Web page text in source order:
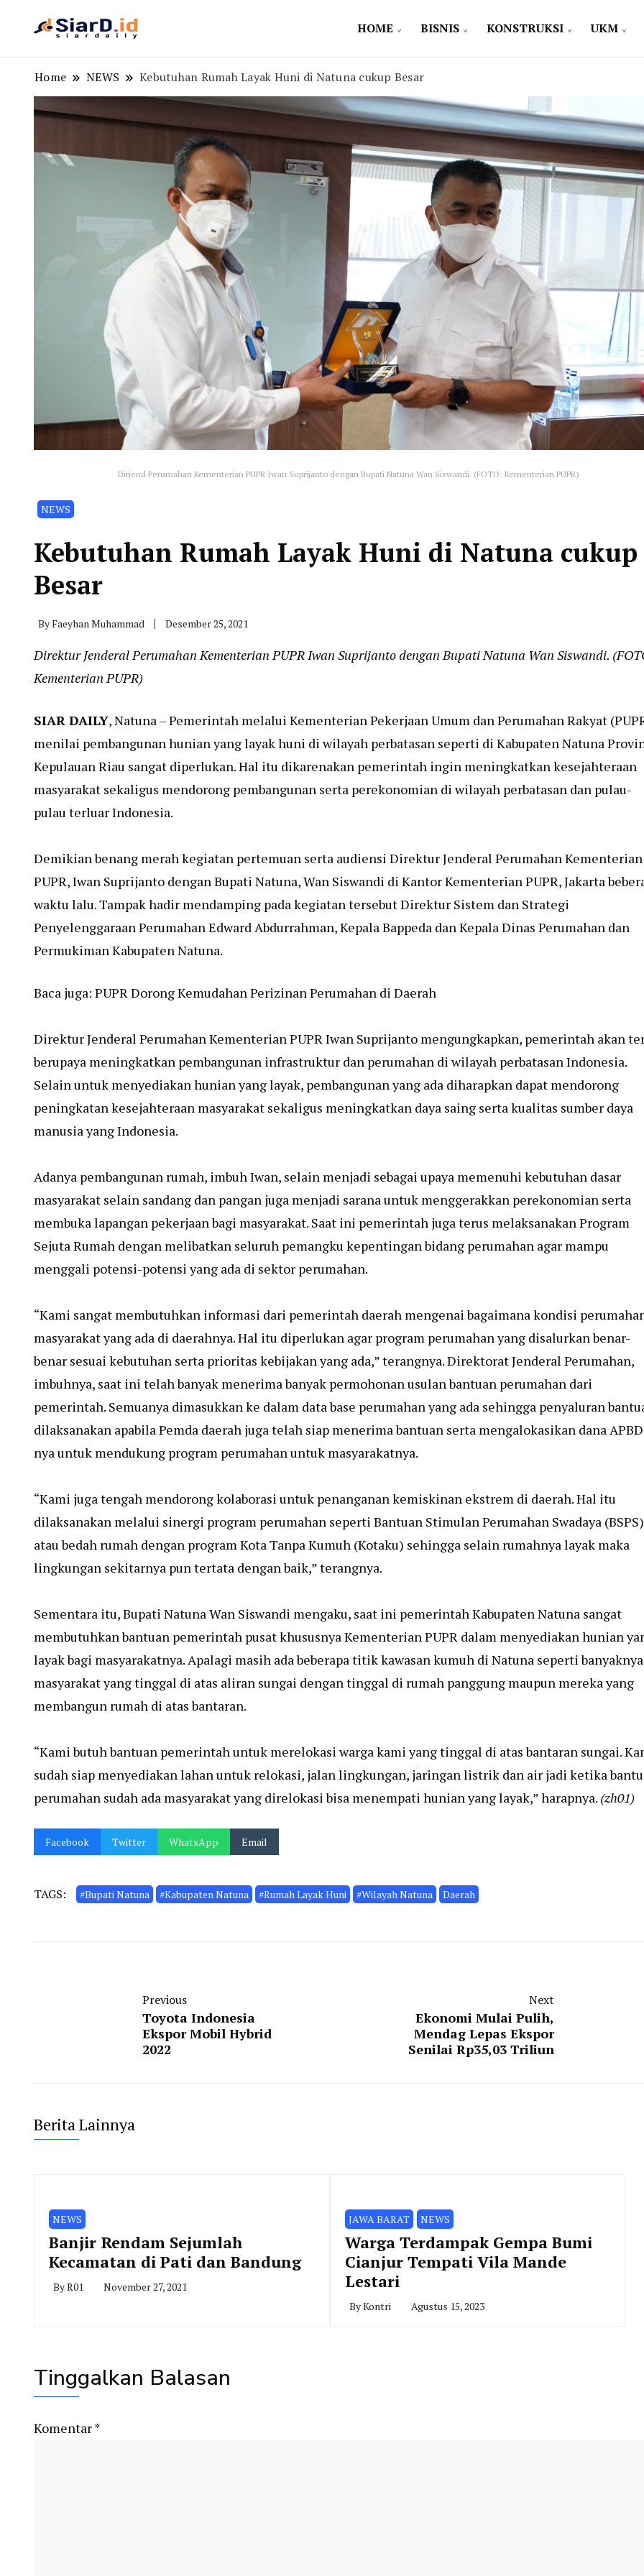
HOME BISNIS KONSTRUKSI UKM
Home NEWS Kebutuhan Rumah Layak Huni di Natuna cukup Besar
Dirjend Perumahan Kementerian PUPR Iwan Suprijanto dengan Bupati Natuna Wan Siswandi. (FOTO: Kementerian PUPR)
NEWS
Kebutuhan Rumah Layak Huni di Natuna cukup
Besar
ByFaeyhan Muhammad Desember 25, 2021
Direktur Jenderal Perumahan Kementerian PUPR Iwan Suprijanto dengan Bupati Natuna Wan Siswandi.
Kementerian PUPR)
SIAR DAILY, Natuna – Pemerintah melalui Kementerian Pekerjaan Umum dan Perumahan Rakyat
menilai pembangunan hunian yang layak huni di wilayah perbatasan seperti di Kabupaten Natuna
Kepulauan Riau sangat diperlukan. Hal itu dikarenakan pemerintah ingin meningkatkan kesejahteraan
masyarakat sekaligus mendorong pembangunan serta perekonomian di wilayah perbatasan dan pulau-
pulau terluar Indonesia.
Demikian benang merah kegiatan pertemuan serta audiensi Direktur Jenderal Perumahan Kementerian
PUPR, Iwan Suprijanto dengan Bupati Natuna, Wan Siswandi di Kantor Kementerian PUPR, Jakarta
waktu lalu. Tampak hadir mendamping pada kegiatan tersebut Direktur Sistem dan Strategi
Penyelenggaraan Perumahan Edward Abdurrahman, Kepala Bappeda dan Kepala Dinas Perumahan dan
Permukiman Kabupaten Natuna.
Baca juga: PUPR Dorong Kemudahan Perizinan Perumahan di Daerah
Direktur Jenderal Perumahan Kementerian PUPR Iwan Suprijanto mengungkapkan, pemerintah akan
berupaya meningkatkan pembangunan infrastruktur dan perumahan di wilayah perbatasan Indonesia.
Selain untuk menyediakan hunian yang layak, pembangunan yang ada diharapkan dapat mendorong
peningkatan kesejahteraan masyarakat sekaligus meningkatkan daya saing serta kualitas sumber daya
manusia yang Indonesia.
Adanya pembangunan rumah, imbuh Iwan, selain menjadi sebagai upaya memenuhi kebutuhan dasar
masyarakat selain sandang dan pangan juga menjadi sarana untuk menggerakkan perekonomian serta
membuka lapangan pekerjaan bagi masyarakat. Saat ini pemerintah juga terus melaksanakan Program
Sejuta Rumah dengan melibatkan seluruh pemangku kepentingan bidang perumahan agar mampu
menggali potensi-potensi yang ada di sektor perumahan.
“Kami sangat membutuhkan informasi dari pemerintah daerah mengenai bagaimana kondisi
masyarakat yang ada di daerahnya. Hal itu diperlukan agar program perumahan yang disalurkan benar-
benar sesuai kebutuhan serta prioritas kebijakan yang ada,” terangnya. Direktorat Jenderal Perumahan,
imbuhnya, saat ini telah banyak menerima banyak permohonan usulan bantuan perumahan dari
pemerintah. Semuanya dimasukkan ke dalam data base perumahan yang ada sehingga penyaluran
dilaksanakan apabila Pemda daerah juga telah siap menerima bantuan serta mengalokasikan dana APBD
nya untuk mendukung program perumahan untuk masyarakatnya.
“Kami juga tengah mendorong kolaborasi untuk penanganan kemiskinan ekstrem di daerah. Hal itu
dilaksanakan melalui sinergi program perumahan seperti Bantuan Stimulan Perumahan Swadaya (BSPS)
atau bedah rumah dengan program Kota Tanpa Kumuh (Kotaku) sehingga selain rumahnya layak maka
lingkungan sekitarnya pun tertata dengan baik,” terangnya.
Sementara itu, Bupati Natuna Wan Siswandi mengaku, saat ini pemerintah Kabupaten Natuna sangat
membutuhkan bantuan pemerintah pusat khususnya Kementerian PUPR dalam menyediakan hunian
layak bagi masyarakatnya. Apalagi masih ada beberapa titik kawasan kumuh di Natuna seperti banyaknya
masyarakat yang tinggal di atas aliran sungai dengan tinggal di rumah panggung maupun mereka yang
membangun rumah di atas bantaran.
“Kami butuh bantuan pemerintah untuk merelokasi warga kami yang tinggal di atas bantaran sungai.
sudah siap menyediakan lahan untuk relokasi, jalan lingkungan, jaringan listrik dan air jadi ketika
perumahan sudah ada masyarakat yang direlokasi bisa menempati hunian yang layak,” harapnya. (zh01)
Facebook Twitter WhatsApp Email
TAGS: #Bupati Natuna #Kabupaten Natuna #Rumah Layak Huni #Wilayah Natuna Daerah
Previous
Toyota Indonesia
Ekspor Mobil Hybrid
2022
Next
Ekonomi Mulai Pulih,
Mendag Lepas Ekspor
Senilai Rp35,03 Triliun
Berita Lainnya
NEWS
Banjir Rendam Sejumlah
Kecamatan di Pati dan Bandung
ByR01 November 27, 2021
JAWA BARAT NEWS
Warga Terdampak Gempa Bumi
Cianjur Tempati Vila Mande
Lestari
ByKontri Agustus 15, 2023
Tinggalkan Balasan
Komentar*